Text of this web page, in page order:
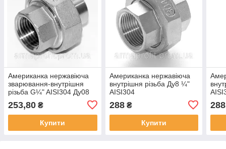
Американка нержавіюча
зварювання-внутрішня
різьба G¼" AISI304 Ду08
253,80 ₴
Купити
Американка нержавіюча
внутрішня різьба Ду8 ¼"
AISI304
288₴
Купити
288